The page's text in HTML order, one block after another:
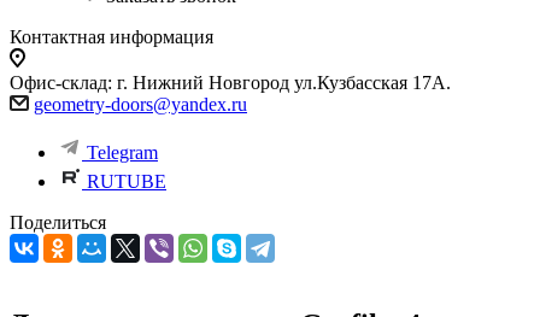
Контактная информация
Офис-склад: г. Нижний Новгород ул.Кузбасская 17А.
geometry-doors@yandex.ru
Telegram
RUTUBE
Поделиться